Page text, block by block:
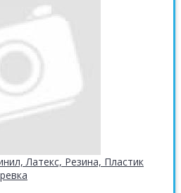
Латекс, Резина, Пластик